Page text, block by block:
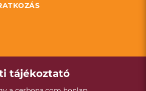
tájékoztató